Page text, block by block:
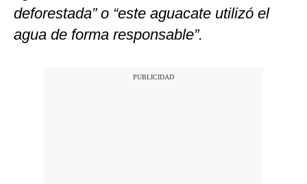
deforestada” o “este aguacate utilizó el
agua de forma responsable”.